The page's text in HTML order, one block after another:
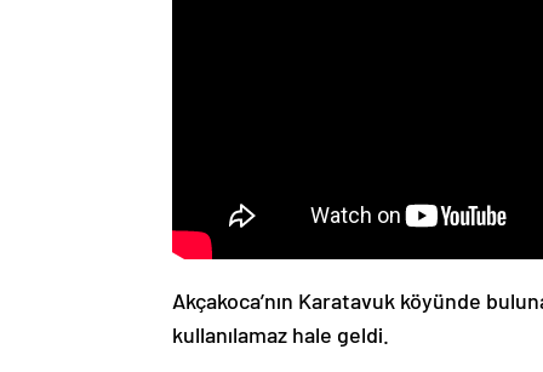
Akçakoca’nın Karatavuk köyünde
kullanılamaz hale geldi.